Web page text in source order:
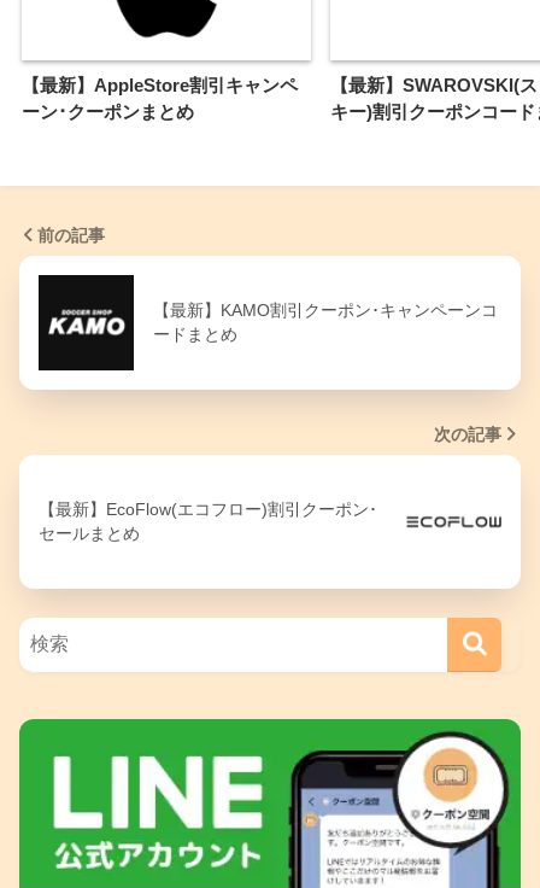
【最新】AppleStore割引キャンペ
ーン･クーポンまとめ
【最新】SWAROVSKI(
キー)割引クーポンコード
前の記事
【最新】KAMO割引クーポン･キャンペーンコ
ードまとめ
次の記事
【最新】EcoFlow(エコフロー)割引クーポン･
セールまとめ